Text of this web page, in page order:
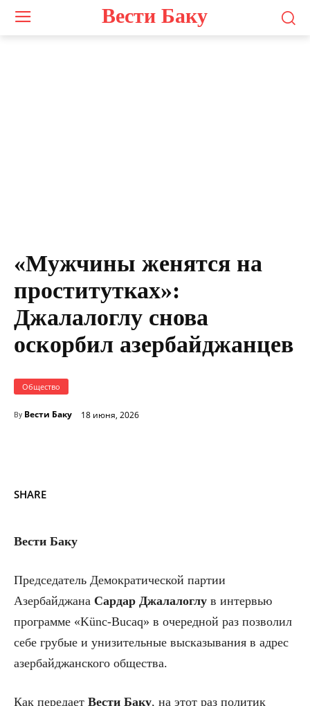
Вести Баку
«Мужчины женятся на
проститутках»:
Джалалоглу снова
оскорбил азербайджанцев
Общество
By Вести Баку 18 июня, 2026
SHARE
Вести Баку
Председатель Демократической партии
Азербайджана Сардар Джалалоглу в интервью
программе «Künc-Bucaq» в очередной раз позволил
себе грубые и унизительные высказывания в адрес
азербайджанского общества.
Как передает Вести Баку, на этот раз политик